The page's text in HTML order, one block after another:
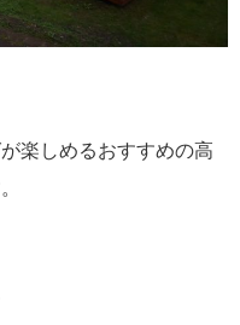
楽しめるおすすめの高